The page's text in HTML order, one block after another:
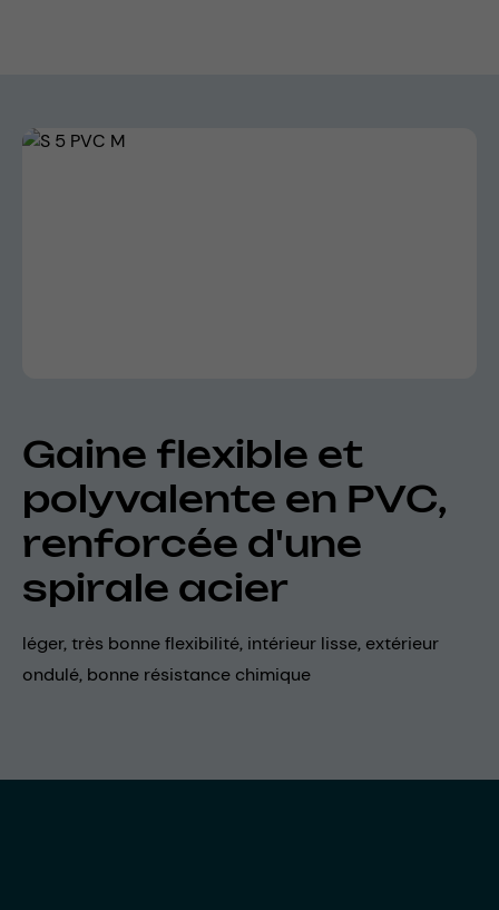
Skip image gallery
Gaine flexible et
polyvalente en PVC,
renforcée d'une
spirale acier
léger, très bonne flexibilité, intérieur lisse, extérieur
ondulé, bonne résistance chimique